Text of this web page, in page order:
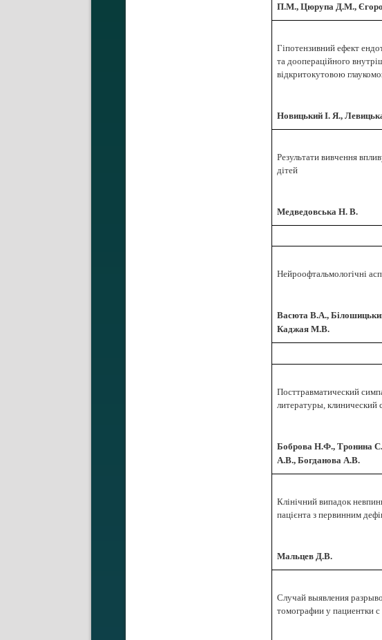
П.М., Цюрупа Д.М.,
Гіпотензивний ефект
та доопераційного
відкритокутовою
Новицький І. Я.,
Результати вивчення
дітей
Медведовська Н. В.
Нейроофтальмологічні
Васюта В.А.,
Каджая М.В.
Посттравматический
литературы, клинический
Боброва Н.Ф., Тронина
А.В., Богданова А.В.
Клінічний випадок
пацієнта з первинним
Мальцев Д.В.
Случай выявления
томографии у пациентки